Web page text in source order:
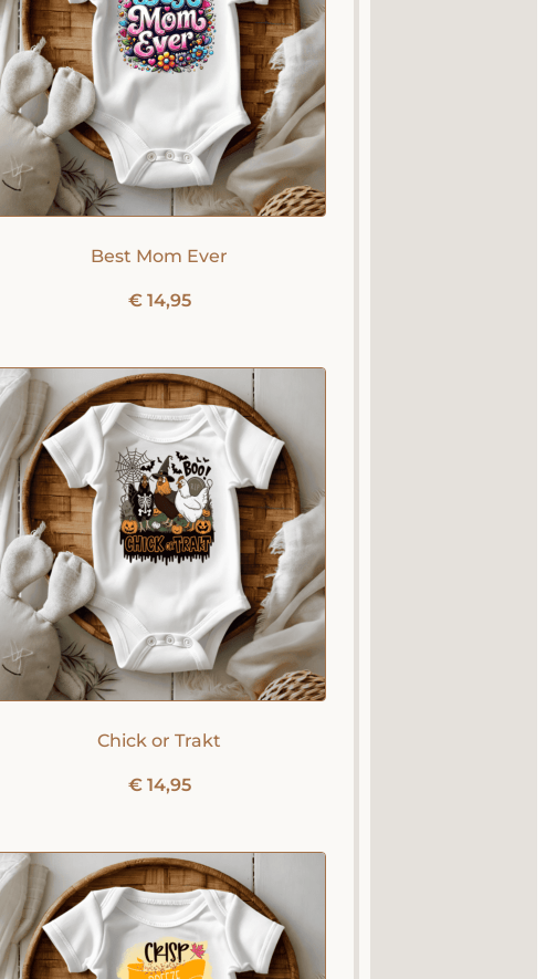
Best Mom Ever
€14,95
Chick or Trakt
€14,95